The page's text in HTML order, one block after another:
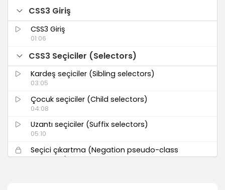
CSS3 Giriş
CSS3 Giriş
01:06
CSS3 Seçiciler (Selectors)
Kardeş seçiciler (Sibling selectors)
03:05
Çocuk seçiciler (Child selectors)
04:08
Uzantı seçiciler (Suffix selectors)
05:10
Seçici çıkartma (Negation pseudo-class
selectors)